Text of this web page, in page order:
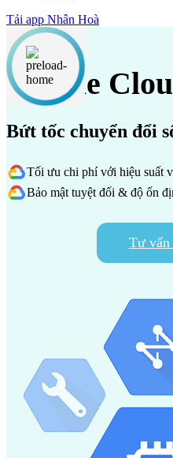
Tải app Nhân Hoà
Google
Bứt tốc chuyển đổi
Tối ưu chi phí với hiệu suất
Bảo mật tuyệt đối & độ ổn
Tư